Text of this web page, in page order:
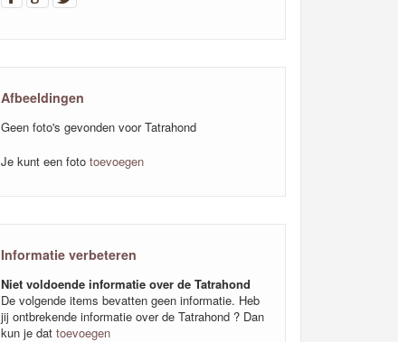
Afbeeldingen
Geen foto's gevonden voor Tatrahond
Je kunt een foto toevoegen
Informatie verbeteren
Niet voldoende informatie over de Tatrahond
De volgende items bevatten geen informatie. Heb
jij ontbrekende informatie over de Tatrahond ? Dan
kun je dat toevoegen